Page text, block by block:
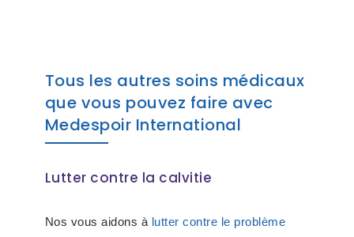
Tous les autres soins médicaux
que vous pouvez faire avec
Medespoir International
Lutter contre la calvitie
Nos vous aidons à lutter contre le problème